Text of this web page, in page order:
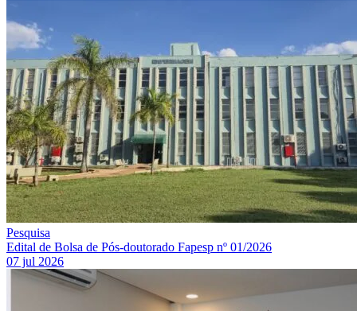
Pesquisa
Edital de Bolsa de Pós-doutorado Fapesp nº 01/2026
07 jul 2026